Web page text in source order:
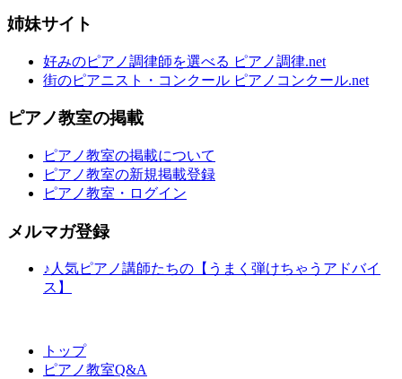
姉妹サイト
好みのピアノ調律師を選べる ピアノ調律.net
街のピアニスト・コンクール ピアノコンクール.net
ピアノ教室の掲載
ピアノ教室の掲載について
ピアノ教室の新規掲載登録
ピアノ教室・ログイン
メルマガ登録
♪人気ピアノ講師たちの【うまく弾けちゃうアドバイ
ス】
トップ
ピアノ教室Q&A